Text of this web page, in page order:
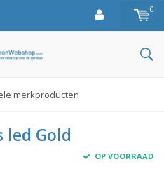
0
merkproducten
led Gold
OP VOORRAAD